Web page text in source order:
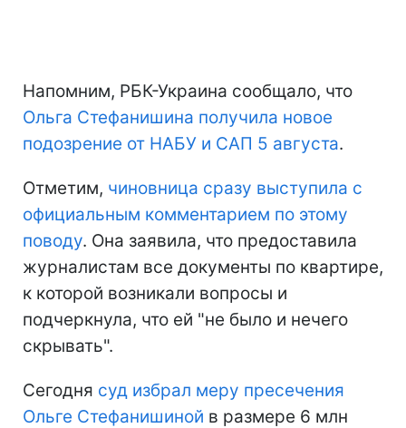
Напомним, РБК-Украина сообщало, что
Ольга Стефанишина получила новое
подозрение от НАБУ и САП 5 августа.
Отметим, чиновница сразу выступила с
официальным комментарием по этому
поводу. Она заявила, что предоставила
журналистам все документы по квартире,
к которой возникали вопросы и
подчеркнула, что ей "не было и нечего
скрывать".
Сегодня суд избрал меру пресечения
Ольге Стефанишиной в размере 6 млн